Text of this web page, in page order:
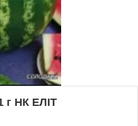
г НК ЕЛІТ